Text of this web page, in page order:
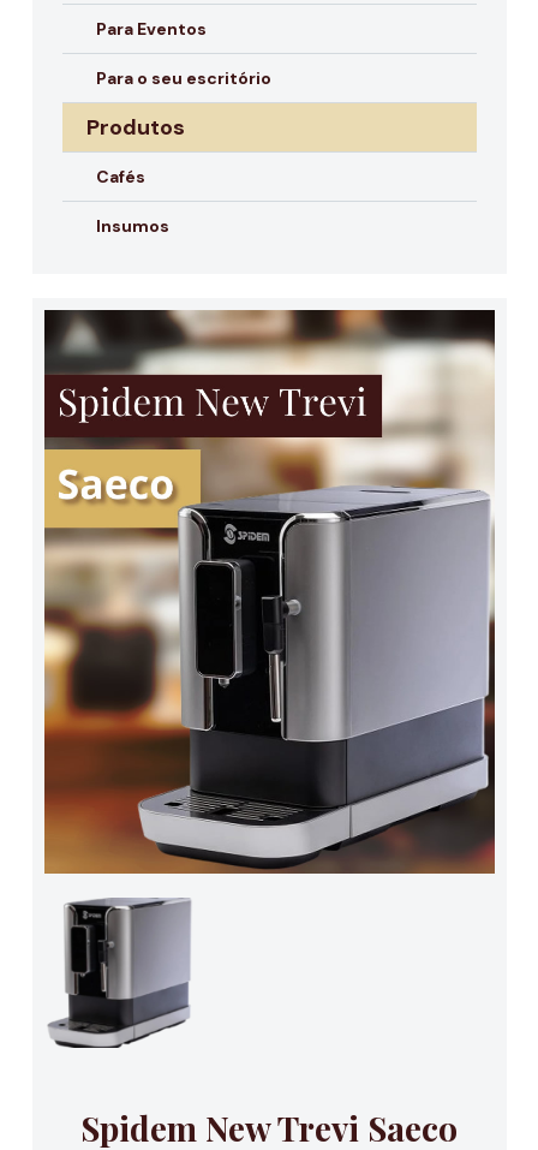
Para Eventos
Para o seu escritório
Produtos
Cafés
Insumos
Spidem New Trevi Saeco